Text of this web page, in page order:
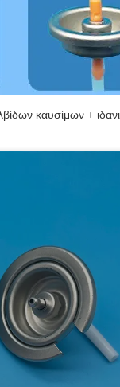
καυσίμων +